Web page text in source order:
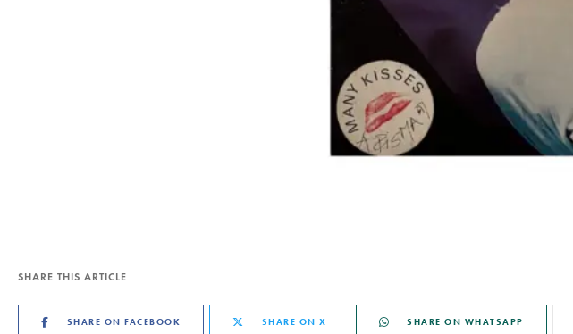
SHARE THIS ARTICLE
SHARE ON FACEBOOK SHARE ON X SHARE ON WHATSAPP